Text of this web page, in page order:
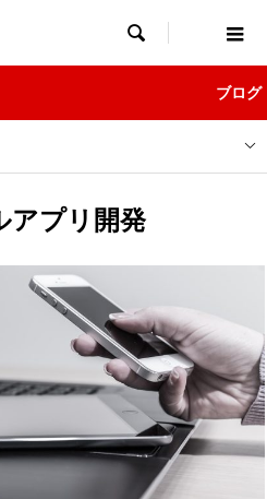

ブログ
アプリ開発